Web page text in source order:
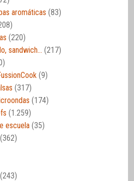
aromáticas (83)
(220)
sandwich… (217)
(9)
(317)
(174)
(1.259)
escuela (35)
(362)
(243)